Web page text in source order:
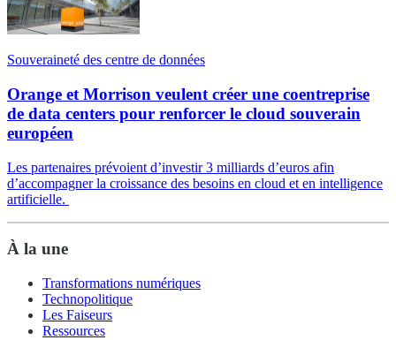
Souveraineté des centre de données
Orange et Morrison veulent créer une coentreprise
de data centers pour renforcer le cloud souverain
européen
Les partenaires prévoient d’investir 3 milliards d’euros afin
d’accompagner la croissance des besoins en cloud et en intelligence
artificielle.
À la une
Transformations numériques
Technopolitique
Les Faiseurs
Ressources